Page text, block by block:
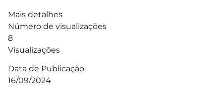
Mais detalhes
Número de visualizações
8
Visualizações
Data de Publicação
16/09/2024